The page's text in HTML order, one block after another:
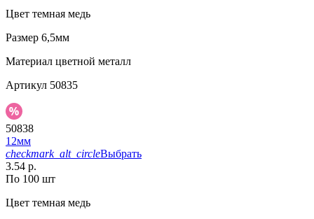
Цвет темная медь
Размер 6,5мм
Материал цветной металл
Артикул 50835
50838
12мм
checkmark_alt_circleВыбрать
3.54 р.
По 100 шт
Цвет темная медь